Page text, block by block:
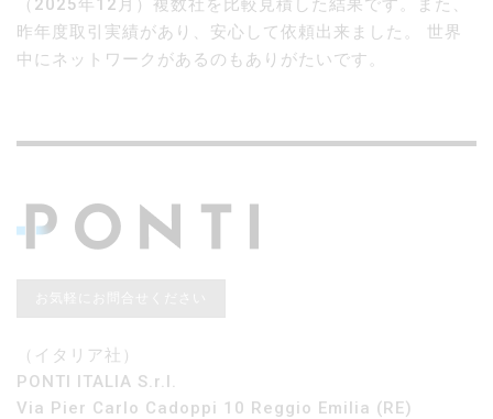
（2025年12月）複数社を比較見積した結果です。また、
昨年度取引実績があり、安心して依頼出来ました。 世界
中にネットワークがあるのもありがたいです。
（イタリア社）
PONTI ITALIA S.r.l.
Via Pier Carlo Cadoppi 10 Reggio Emilia (RE)